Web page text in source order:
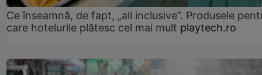
Ce înseamnă, de fapt, „all inclusive”. Produsele
care hotelurile plătesc cel mai mult playtech.ro